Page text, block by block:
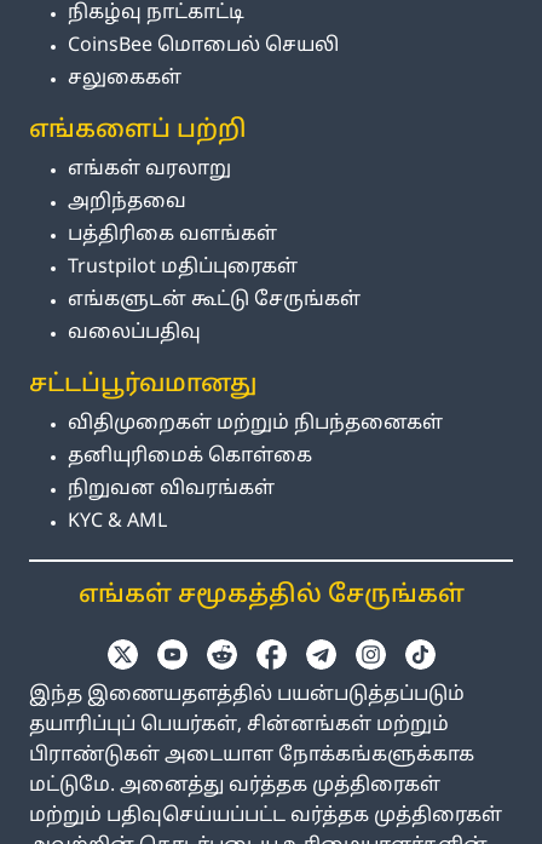
நிகழ்வு நாட்காட்டி
CoinsBee மொபைல் செயலி
சலுகைகள்
எங்களைப் பற்றி
எங்கள் வரலாறு
அறிந்தவை
பத்திரிகை வளங்கள்
Trustpilot மதிப்புரைகள்
எங்களுடன் கூட்டு சேருங்கள்
வலைப்பதிவு
சட்டப்பூர்வமானது
விதிமுறைகள் மற்றும் நிபந்தனைகள்
தனியுரிமைக் கொள்கை
நிறுவன விவரங்கள்
KYC & AML
எங்கள் சமூகத்தில் சேருங்கள்
இந்த இணையதளத்தில் பயன்படுத்தப்படும்
தயாரிப்புப் பெயர்கள், சின்னங்கள் மற்றும்
பிராண்டுகள் அடையாள நோக்கங்களுக்காக
மட்டுமே. அனைத்து வர்த்தக முத்திரைகள்
மற்றும் பதிவுசெய்யப்பட்ட வர்த்தக முத்திரைகள்